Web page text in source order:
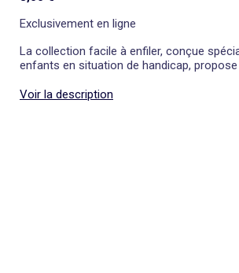
Exclusivement en ligne
La collection facile à enfiler, conçue
enfants en situation de handicap,
Voir la description